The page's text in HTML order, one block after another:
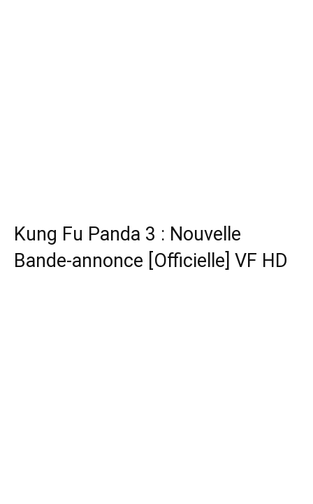
Kung Fu Panda 3 : Nouvelle
Bande-annonce [Officielle] VF HD